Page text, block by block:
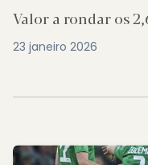
Valor a rondar os
23 janeiro 2026